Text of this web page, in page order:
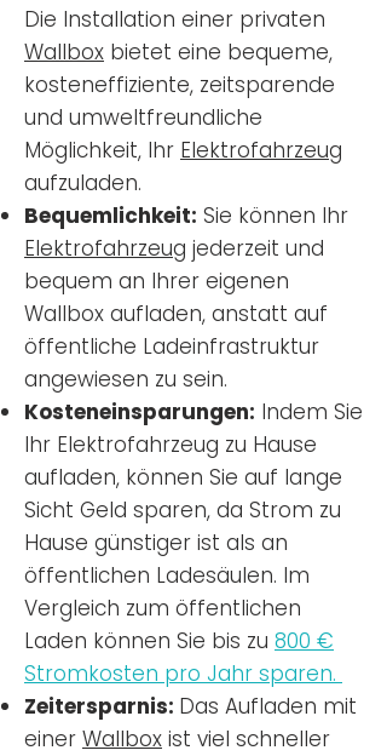
Die Installation einer privaten
Wallbox bietet eine bequeme,
kosteneffiziente, zeitsparende
und umweltfreundliche
Möglichkeit, Ihr Elektrofahrzeug
aufzuladen.
Bequemlichkeit: Sie können Ihr
Elektrofahrzeug jederzeit und
bequem an Ihrer eigenen
Wallbox aufladen, anstatt auf
öffentliche Ladeinfrastruktur
angewiesen zu sein.
Kosteneinsparungen: Indem Sie
Ihr Elektrofahrzeug zu Hause
aufladen, können Sie auf lange
Sicht Geld sparen, da Strom zu
Hause günstiger ist als an
öffentlichen Ladesäulen. Im
Vergleich zum öffentlichen
Laden können Sie bis zu 800 €
Stromkosten pro Jahr sparen.
Zeitersparnis: Das Aufladen mit
einer Wallbox ist viel schneller